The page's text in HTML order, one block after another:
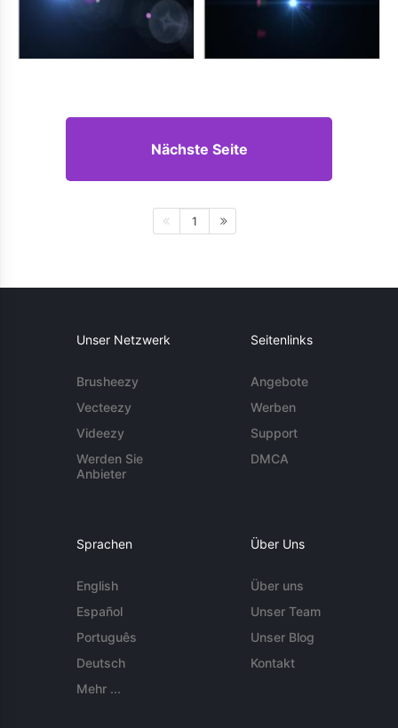
Nächste Seite
1
Unser Netzwerk
Brusheezy
Vecteezy
Videezy
Werden Sie
Anbieter
Seitenlinks
Angebote
Werben
Support
DMCA
Sprachen
English
Español
Português
Deutsch
Mehr ...
Über Uns
Über uns
Unser Team
Unser Blog
Kontakt